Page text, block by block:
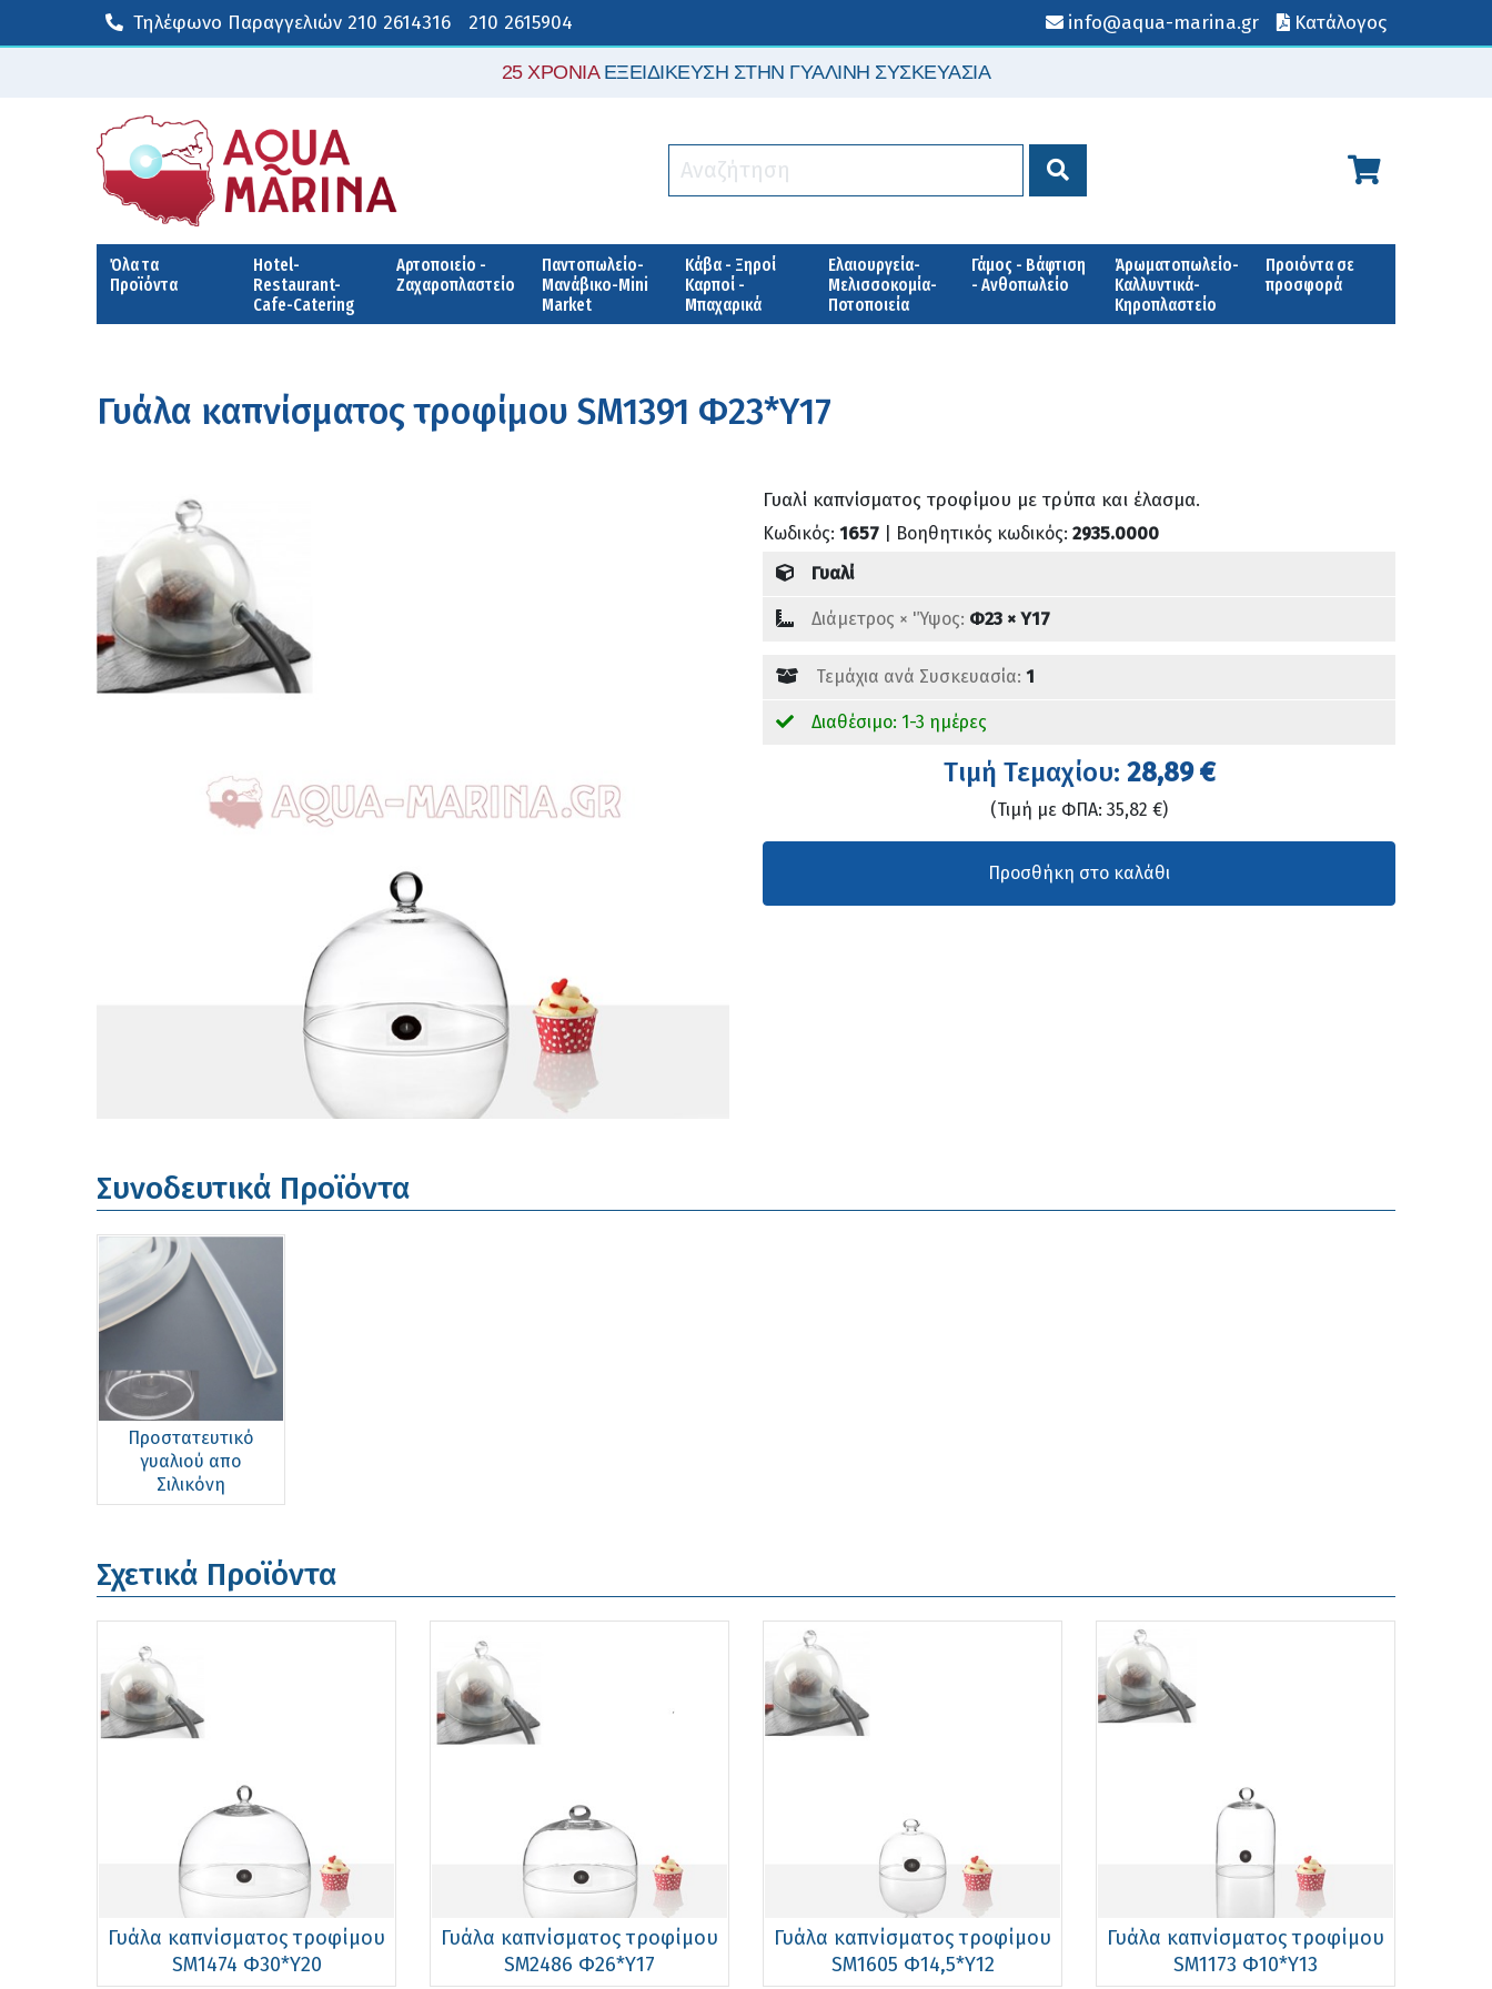
Τηλέφωνο Παραγγελιών 210 2614316 210 2615904 info@aqua-marina.gr Κατάλογος
25 ΧΡΟΝΙΑΕΞΕΙΔΙΚΕΥΣΗ ΣΤΗΝ ΓΥΑΛΙΝΗ ΣΥΣΚΕΥΑΣΙΑ
Όλα τα
Προϊόντα
Hotel-
Restaurant-
Cafe-Catering
Αρτοποιείο -
Ζαχαροπλαστείο
Παντοπωλείο-
Μανάβικο-Mini
Market
Κάβα - Ξηροί
Καρποί -
Μπαχαρικά
Ελαιουργεία-
Μελισσοκομία-
Ποτοποιεία
Γάμος - Βάφτιση
- Ανθοπωλείο
Άρωματοπωλείο-
Καλλυντικά-
Κηροπλαστείο
Προιόντα σε
προσφορά
Γυάλα καπνίσματος τροφίμου SM1391 Φ23*Υ17
Γυαλί καπνίσματος τροφίμου με τρύπα και έλασμα.
Κωδικός: 1657 | Βοηθητικός κωδικός: 2935.0000
Γυαλί
Διάμετρος × 'Ύψος: Φ23 × Υ17
Τεμάχια ανά Συσκευασία: 1
Διαθέσιμο: 1-3 ημέρες
Tιμή Τεμαχίου: 28,89 €
(Τιμή με ΦΠΑ: 35,82 €)
Συνοδευτικά Προϊόντα
Προστατευτικό
γυαλιού απο
Σιλικόνη
Σχετικά Προϊόντα
Γυάλα καπνίσματος τροφίμου
SM1474 Φ30*Υ20
Γυάλα καπνίσματος τροφίμου
SM2486 Φ26*Υ17
Γυάλα καπνίσματος τροφίμου
SM1605 Φ14,5*Υ12
Γυάλα καπνίσματος τροφίμου
SM1173 Φ10*Υ13